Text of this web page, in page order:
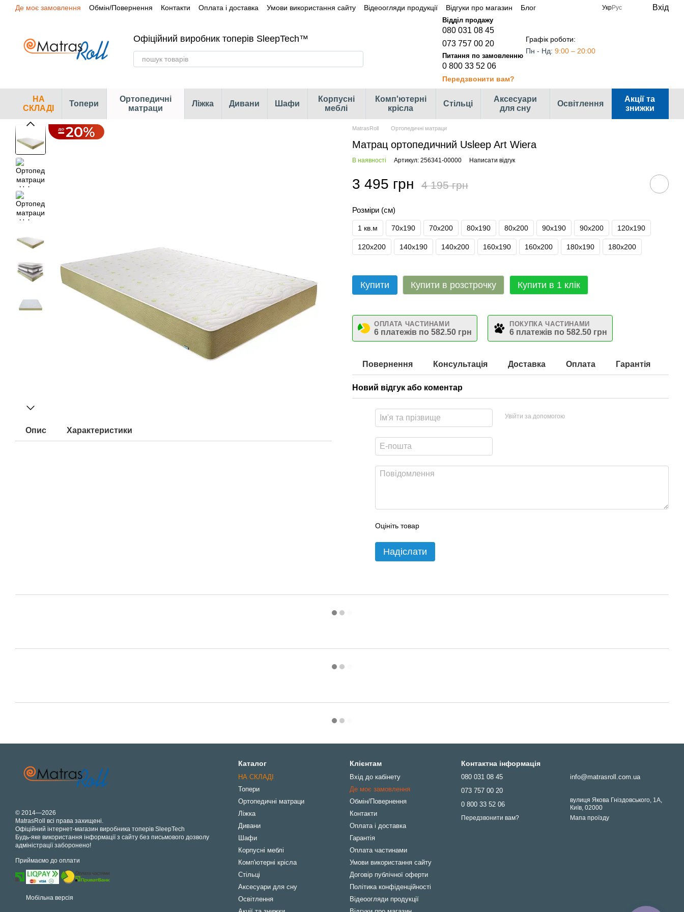
Перейти до основного контенту
Де моє замовлення Обмін/Повернення Контакти Оплата і доставка Умови використання сайту Відеоогляди продукції Відгуки про магазин
Блог
УкрРус Вхід
Офіційний виробник топерів SleepTech™
080 031 08 45
073 757 00 20
0 800 33 52 06
Передзвонити вам?
Графік роботи:
Пн - Нд:9:00 – 20:00
НА
СКЛАДІ
Топери
Ортопедичні
матраци
Ліжка Дивани Шафи
Корпусні
меблі
Комп'ютерні
крісла
Стільці
Аксесуари
для сну
Освітлення
Акції та
знижки
Опис Характеристики
MatrasRoll Ортопедичні матраци
Матрац ортопедичний Usleep Art Wiera
В наявності Артикул: 256341-00000 Написати відгук
3 495 грн 4 195 грн
Розміри (см)
1 кв.м 70х190 70х200 80х190 80х200 90х190 90х200 120х190
120х200 140х190 140х200 160х190 160х200 180х190 180х200
Купити Купити в розстрочку Купити в 1 клік
ОПЛАТА ЧАСТИНАМИ
6 платежів по 582.50 грн
ПОКУПКА ЧАСТИНАМИ
6 платежів по 582.50 грн
Повернення Консультація Доставка Оплата Гарантія
Новий відгук або коментар
Увійти за допомогою
Оцініть товар
Надіслати
© 2014—2026
MatrasRoll всі права захищені.
Офіційний інтернет-магазин виробника топерів SleepTech
Будь-яке використання інформації з сайту без письмового дозволу
адміністрації заборонено!
Приймаємо до оплати
Мобільна версія
Каталог
НА СКЛАДІ
Топери
Ортопедичні матраци
Ліжка
Дивани
Шафи
Корпусні меблі
Комп'ютерні крісла
Стільці
Аксесуари для сну
Освітлення
Клієнтам
Вхід до кабінету
Де моє замовлення
Обмін/Повернення
Контакти
Оплата і доставка
Гарантія
Оплата частинами
Умови використання сайту
Договір публічної оферти
Політика конфіденційності
Відеоогляди продукції
Контактна інформація
080 031 08 45
073 757 00 20
0 800 33 52 06
Передзвонити вам?
info@matrasroll.com.ua
вулиця Якова Гніздовського, 1А,
Київ, 02000
Мапа проїзду